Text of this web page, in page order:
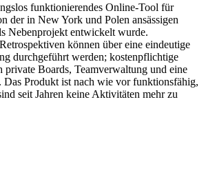
funktionierendes Online-Tool für
der in New York und Polen ansässigen
Nebenprojekt entwickelt wurde.
können über eine eindeutige
durchgeführt werden; kostenpflichtige
private Boards, Teamverwaltung und eine
Das Produkt ist nach wie vor funktionsfähig,
seit Jahren keine Aktivitäten mehr zu